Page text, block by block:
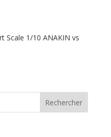
Scale 1/10 ANAKIN vs